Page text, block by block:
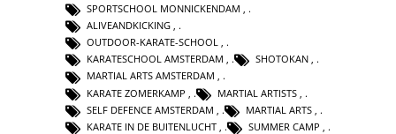
SPORTSCHOOL MONNICKENDAM ,
ALIVEANDKICKING ,
OUTDOOR-KARATE-SCHOOL ,
KARATESCHOOL AMSTERDAM , SHOTOKAN ,
MARTIAL ARTS AMSTERDAM ,
KARATE ZOMERKAMP
MARTIAL ARTISTS
SELF DEFENCE AMSTERDAM
MARTIAL ARTS
KARATE IN DE BUITENLUCHT
SUMMER CAMP